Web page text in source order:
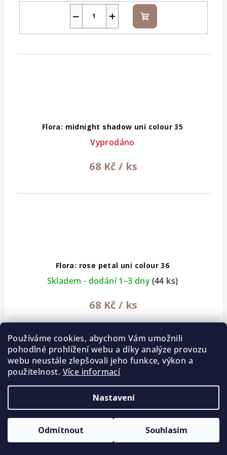
Používáme cookies, abychom Vám umožnili
pohodlné prohlížení webu a díky analýze provozu
webu neustále zlepšovali jeho funkce, výkon a
použitelnost. Více informací
Nastavení
Odmítnout Souhlasím
+
− Do
košíku
Flora: midnight shadow uni colour 35
Vyprodáno
68 Kč / ks
Flora: rose petal uni colour 36
Skladem - dodání 1–3 dny(44 ks)
68 Kč / ks
+
− Do
košíku
5 % SLEVA na první nákup